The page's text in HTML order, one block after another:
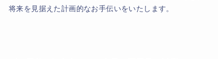
将来を見据えた計画的なお手伝いをいたします。